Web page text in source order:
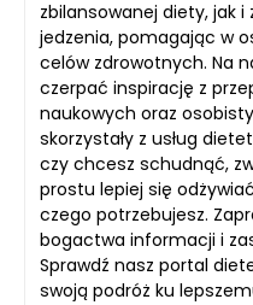
zbilansowanej diety, jak
jedzenia, pomagając w
celów zdrowotnych. Na
czerpać inspirację z
naukowych oraz
skorzystały z usług
czy chcesz schudnąć,
prostu lepiej się
czego potrzebujesz.
bogactwa informacji i
Sprawdź nasz portal
swoją podróż ku